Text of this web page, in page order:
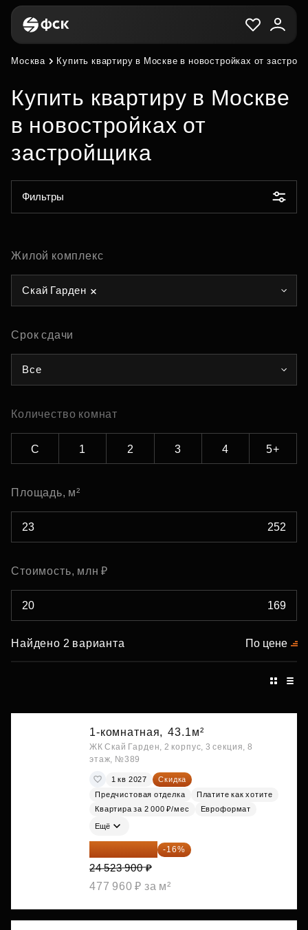
Москва Купить квартиру в Москве в новостройках от
Купить квартиру в Москве
в новостройках от
застройщика
Фильтры
Жилой комплекс
Скай Гарден
Срок сдачи
Все
Количество комнат
С 1 2 3 4 5+
Площадь, м²
Стоимость, млн ₽
Найдено 2 варианта По цене
1-комнатная, 43.1м²
ЖК Скай Гарден, 2 корпус, 3 секция, 8
этаж, №389
1 кв 2027
Скидка
Предчистовая отделка
Платите как хотите
Квартира за 2 000 ₽/мес
Евроформат
Ещё
20 600 076 ₽ -16%
24 523 900 ₽
477 960 ₽ за м²